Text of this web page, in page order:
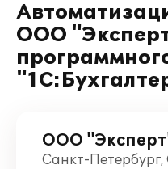
ООО
ООО
Санкт-